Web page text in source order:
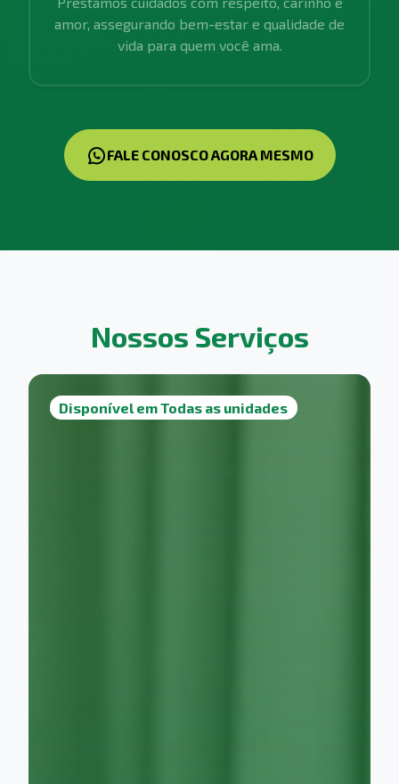
amor, assegurando bem-estar e qualidade de
vida para quem você ama.
FALE CONOSCO AGORA MESMO
Nossos Serviços
Disponível em Todas as unidades